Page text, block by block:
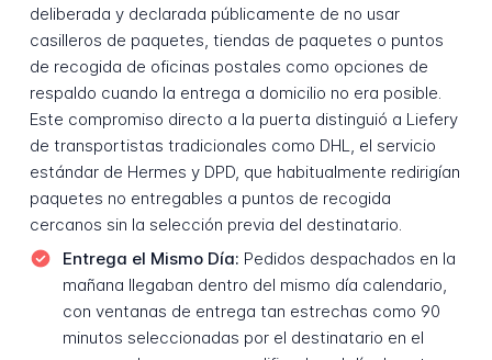
deliberada y declarada públicamente de no usar
casilleros de paquetes, tiendas de paquetes o puntos
de recogida de oficinas postales como opciones de
respaldo cuando la entrega a domicilio no era posible.
Este compromiso directo a la puerta distinguió a Liefery
de transportistas tradicionales como DHL, el servicio
estándar de Hermes y DPD, que habitualmente redirigían
paquetes no entregables a puntos de recogida
cercanos sin la selección previa del destinatario.
Entrega el Mismo Día: Pedidos despachados en la
mañana llegaban dentro del mismo día calendario,
con ventanas de entrega tan estrechas como 90
minutos seleccionadas por el destinatario en el